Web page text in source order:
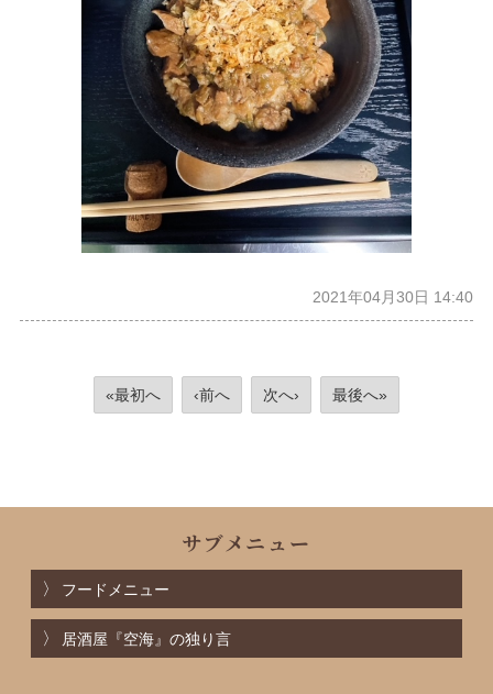
2021年04月30日 14:40
«最初へ ‹前へ 次へ› 最後へ»
サブメニュー
フードメニュー
居酒屋『空海』の独り言